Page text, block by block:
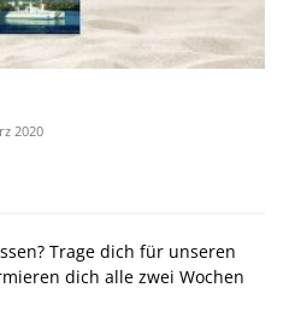
2020
Trage dich für unseren
dich alle zwei Wochen